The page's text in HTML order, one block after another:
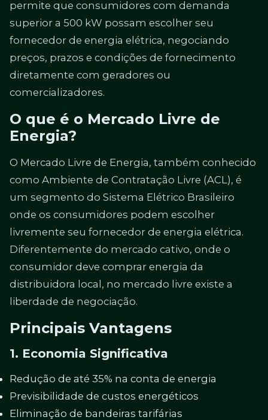
permite que consumidores com demanda
superior a 500 kW possam escolher seu
fornecedor de energia elétrica, negociando
preços, prazos e condições de fornecimento
diretamente com geradores ou
comercializadores.
O que é o Mercado Livre de
Energia?
O Mercado Livre de Energia, também conhecido
como Ambiente de Contratação Livre (ACL), é
um segmento do Sistema Elétrico Brasileiro
onde os consumidores podem escolher
livremente seu fornecedor de energia elétrica.
Diferentemente do mercado cativo, onde o
consumidor deve comprar energia da
distribuidora local, no mercado livre existe a
liberdade de negociação.
Principais Vantagens
1. Economia Significativa
Redução de até 35% na conta de energia
Previsibilidade de custos energéticos
Eliminação de bandeiras tarifárias